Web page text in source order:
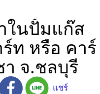
ในปั้มแก๊ส
ท หรือ คาร์
จ.ชลบุรี
แชร์